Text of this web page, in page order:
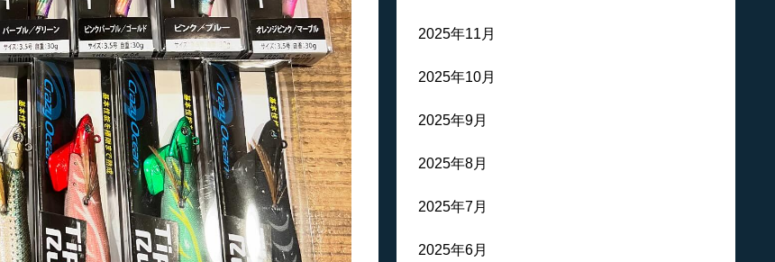
2025年11月
2025年10月
2025年9月
2025年8月
2025年7月
2025年6月